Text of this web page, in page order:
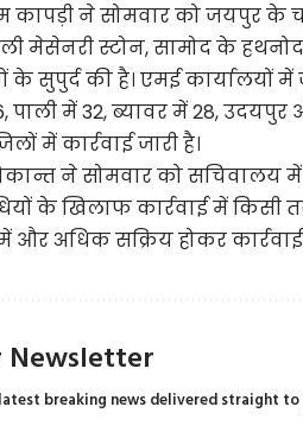
कापड़ी ने सोमवार को जयपुर के
मेसेनरी स्टोन, सामोद के
सुपुर्द की है। एमई कार्यालयों
में 32, ब्यावर में 28, उदयपुर
में कार्रवाई जारी है।
ने सोमवार को सचिवालय में
के खिलाफ कार्रवाई में किसी
और अधिक सक्रिय होकर कार्रवाई
Newsletter
breaking news delivered straight